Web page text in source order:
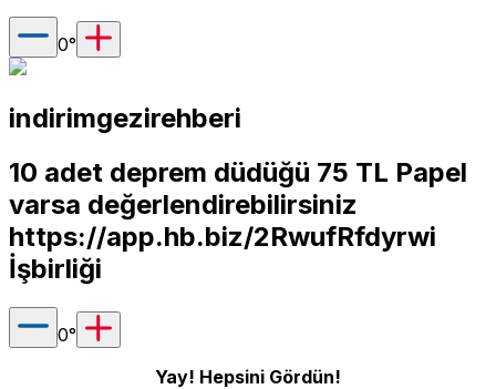
0°
indirimgezirehberi
10 adet deprem düdüğü 75 TL Papel
varsa değerlendirebilirsiniz
https://app.hb.biz/2RwufRfdyrwi
İşbirliği
0°
Yay! Hepsini Gördün!